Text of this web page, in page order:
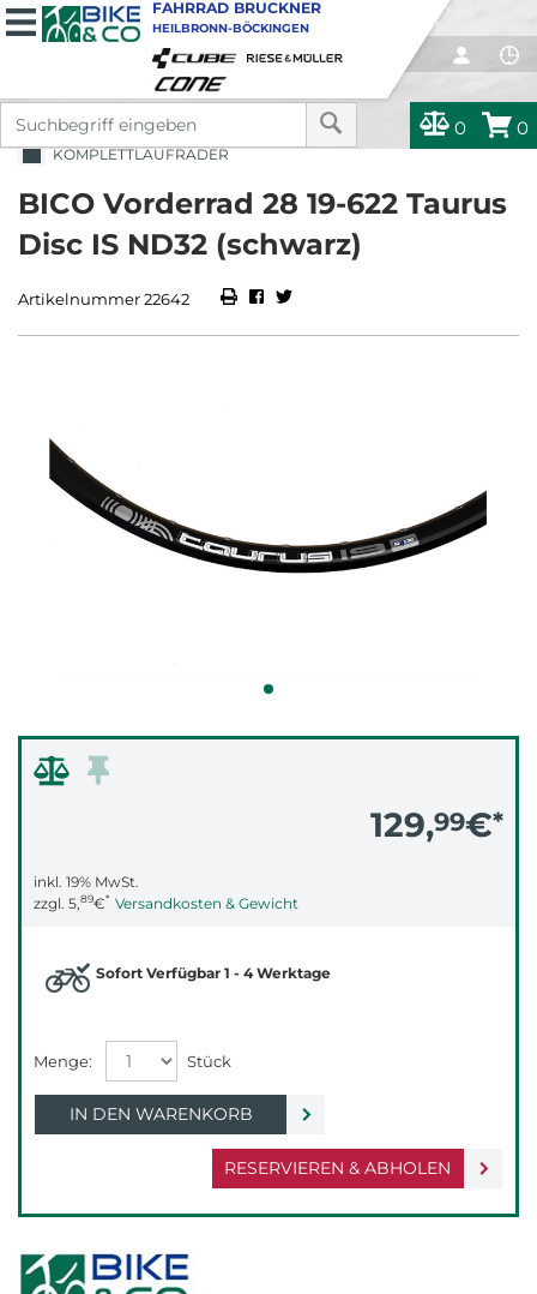
0 0
FAHRRAD BRUCKNER
HEILBRONN-BÖCKINGEN
KOMPLETTLAUFRÄDER
BICO Vorderrad 28 19-622 Taurus
Disc IS ND32 (schwarz)
Artikelnummer 22642
129,99€*
inkl. 19% MwSt.
zzgl. 5,89€* Versandkosten & Gewicht
RESERVIEREN & ABHOLEN
Sofort Verfügbar 1 - 4 Werktage
IN DEN WARENKORB